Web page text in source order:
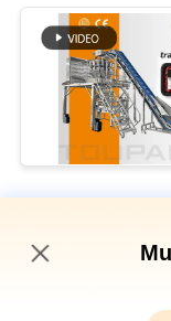
آلة التعبئة الدوارة ذاتية القسمة من نوع "M" كيس كيس "M" صراصير